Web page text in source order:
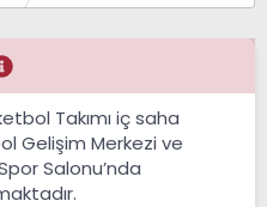
Takımı iç saha
Gelişim Merkezi ve
Salonu’nda